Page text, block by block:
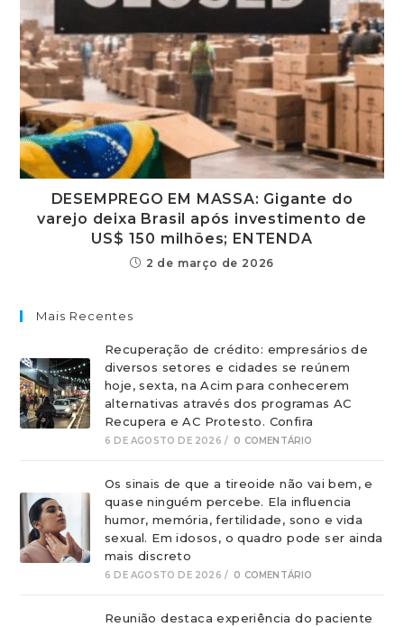
DESEMPREGO EM MASSA: Gigante do
varejo deixa Brasil após investimento de
US$ 150 milhões; ENTENDA
2 de março de 2026
Mais Recentes
Recuperação de crédito: empresários de
diversos setores e cidades se reúnem
hoje, sexta, na Acim para conhecerem
alternativas através dos programas AC
Recupera e AC Protesto. Confira
6 DE AGOSTO DE 2026 / 0 COMENTÁRIO
Os sinais de que a tireoide não vai bem, e
quase ninguém percebe. Ela influencia
humor, memória, fertilidade, sono e vida
sexual. Em idosos, o quadro pode ser ainda
mais discreto
6 DE AGOSTO DE 2026 / 0 COMENTÁRIO
Reunião destaca experiência do paciente